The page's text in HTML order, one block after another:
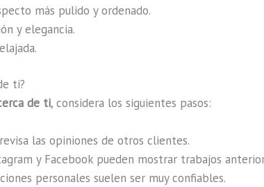
más pulido y ordenado.
y elegancia.
ti?
de ti, considera los siguientes pasos:
las opiniones de otros clientes.
y Facebook pueden mostrar trabajos
personales suelen ser muy confiables.